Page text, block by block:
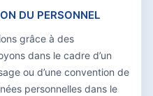
DU PERSONNEL
grâce à des
dans le cadre d’un
ou d’une convention de
personnelles dans le